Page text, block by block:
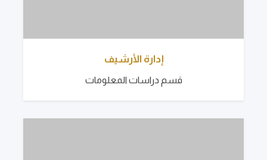
إدارة الأرشيف
قسم دراسات المعلومات